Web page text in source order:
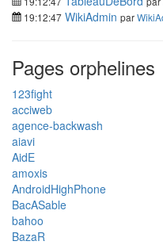
19:12:47 WikiAdmin par
Pages orphelines
123fight
acciweb
agence-backwash
aiavi
AidE
amoxis
AndroidHighPhone
BacASable
bahoo
BazaR